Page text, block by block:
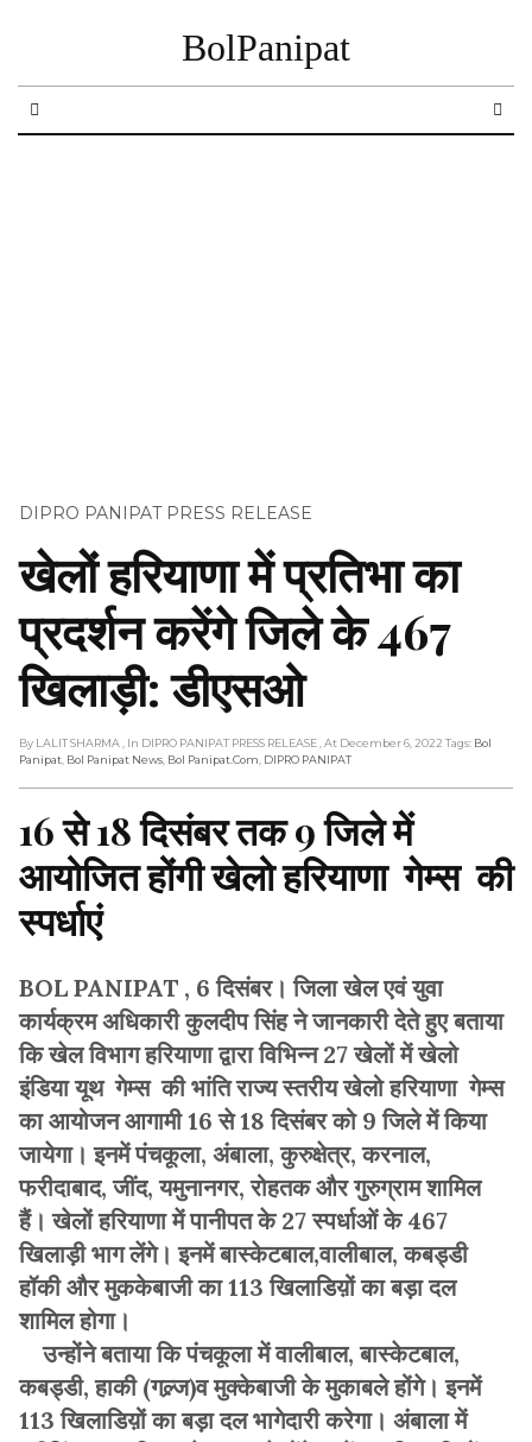
BolPanipat
DIPRO PANIPAT PRESS RELEASE
खेलों हरियाणा में प्रतिभा का
प्रदर्शन करेंगे जिले के 467
खिलाड़ी: डीएसओ
By LALIT SHARMA , In DIPRO PANIPAT PRESS RELEASE , At December 6, 2022 Tags: Bol
Panipat Bol Panipat News Bol Panipat.com DIPRO PANIPAT
16 से 18 दिसंबर तक 9 जिले में
आयोजित होंगी खेलो हरियाणा गेम्स की
स्पर्धाएं
BOL PANIPAT , 6 दिसंबर। जिला खेल एवं युवा
कार्यक्रम अधिकारी कुलदीप सिंह ने जानकारी देते हुए बताया
कि खेल विभाग हरियाणा द्वारा विभिन्न 27 खेलों में खेलो
इंडिया यूथ गेम्स की भांति राज्य स्तरीय खेलो हरियाणा गेम्स
का आयोजन आगामी 16 से 18 दिसंबर को 9 जिले में किया
जायेगा। इनमें पंचकूला, अंबाला, कुरुक्षेत्र, करनाल,
फरीदाबाद, जींद, यमुनानगर, रोहतक और गुरुग्राम शामिल
हैं। खेलों हरियाणा में पानीपत के 27 स्पर्धाओं के 467
खिलाड़ी भाग लेंगे। इनमें बास्केटबाल,वालीबाल, कबड्डी
हॉकी और मुककेबाजी का 113 खिलाडिय़ों का बड़ा दल
शामिल होगा।
उन्होंने बताया कि पंचकूला में वालीबाल, बास्केटबाल,
कबड्डी, हाकी (गल्र्ज)व मुक्केबाजी के मुकाबले होंगे। इनमें
113 खिलाडिय़ों का बड़ा दल भागेदारी करेगा। अंबाला में